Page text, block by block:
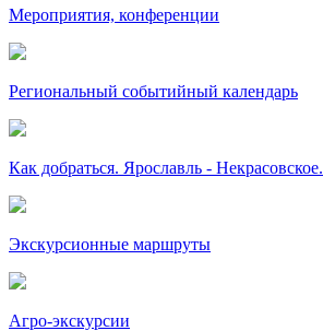
Мероприятия, конференции
Региональный событийный календарь
Как добраться. Ярославль - Некрасовское.
Экскурсионные маршруты
Агро-экскурсии